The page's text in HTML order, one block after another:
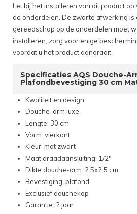
Let bij het installeren van dit product
de onderdelen. De zwarte afwerking is
gereedschap op de onderdelen moet
installeren, zorg voor enige
voordat u het product aandraait.
Specificaties AQS Douche-
Plafondbevestiging 30 cm
Kwaliteit en design
Douche-arm luxe
Lengte: 30 cm
Vorm: vierkant
Kleur: mat zwart
Maat draadaansluiting: 1/2"
Dikte douche-arm: 2.5x2.5 cm
Bevestiging: plafond
Exclusief douchekop
Garantie: 2 jaar